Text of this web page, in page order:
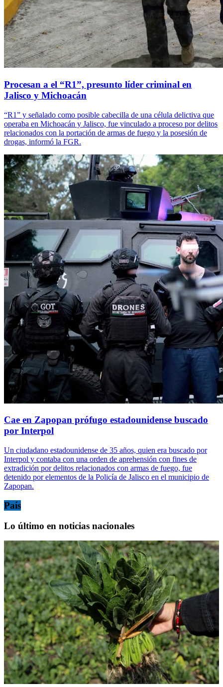
Procesan a el “R1”, presunto líder criminal en
Jalisco y Michoacán
“R1” y señalado como posible cabecilla de una célula delictiva que
operaba en Michoacán y Jalisco, fue vinculado a proceso por delitos
relacionados con la portación de armas de fuego y la posesión de
drogas, informó la FGR.
Cae en Zapopan prófugo estadounidense buscado
por Interpol
Un ciudadano estadounidense de 35 años, quien era buscado por
Interpol y contaba con una orden de aprehensión con fines de
extradición por delitos relacionados con armas de fuego, fue
detenido por elementos de la Policía de Jalisco en el municipio de
Zapopan.
País
Lo último en noticias nacionales